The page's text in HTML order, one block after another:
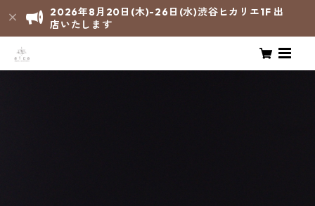
2026年8月20日(木)-26日(水)渋谷ヒカリエ1F 出
店いたします